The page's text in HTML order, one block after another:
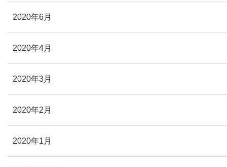
2020年6月
2020年4月
2020年3月
2020年2月
2020年1月